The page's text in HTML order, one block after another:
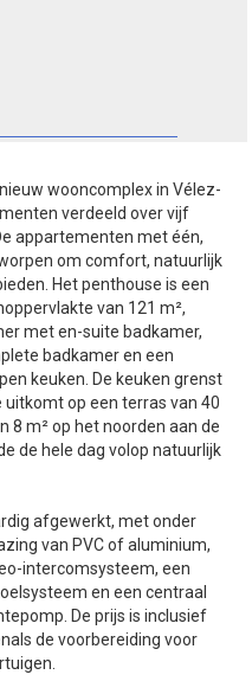
wooncomplex in Vélez-
verdeeld over vijf
appartementen met één,
om comfort, natuurlijk
Het penthouse is een
van 121 m²,
met en-suite badkamer,
badkamer en een
keuken. De keuken grenst
op een terras van 40
8 m² op het noorden aan de
de hele dag volop natuurlijk
afgewerkt, met onder
van PVC of aluminium,
intercomsysteem, een
en een centraal
De prijs is inclusief
de voorbereiding voor